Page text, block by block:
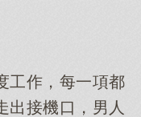
工作，每一項都
出接機口，男人